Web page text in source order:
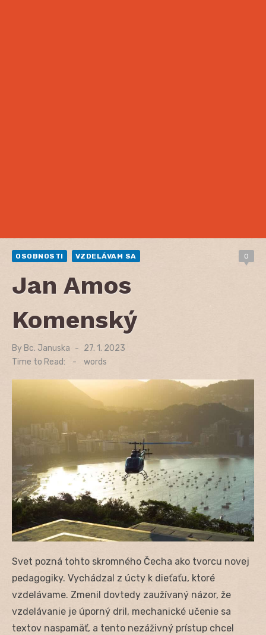
OSOBNOSTI VZDELÁVAM SA 0
Jan Amos
Komenský
By Bc. Januska
Posted
on
27. 1. 2023
Time to Read:
- words
Svet pozná tohto skromného Čecha ako tvorcu novej
pedagogiky. Vychádzal z úcty k dieťaťu, ktoré
vzdelávame. Zmenil dovtedy zaužívaný názor, že
vzdelávanie je úporný dril, mechanické učenie sa
textov naspamäť, a tento nezáživný prístup chcel